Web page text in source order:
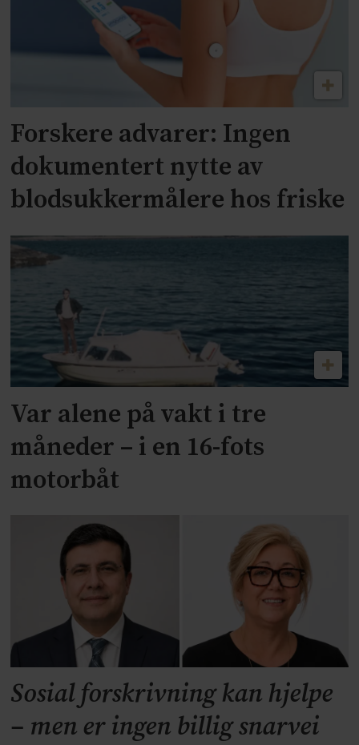
Forskere advarer: Ingen
dokumentert nytte av
blodsukkermålere hos friske
Var alene på vakt i tre
måneder – i en 16-fots
motorbåt
Sosial forskrivning kan hjelpe
– men er ingen billig snarvei